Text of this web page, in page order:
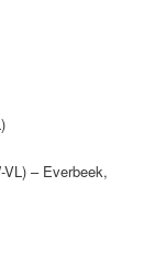
– Everbeek,